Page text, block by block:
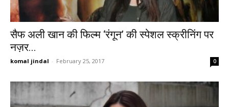
सैफ अली खान की फिल्म ‘रंगून’ की स्पेशल स्क्रीनिंग पर
नज़र...
komal jindal - February 25, 2017 0